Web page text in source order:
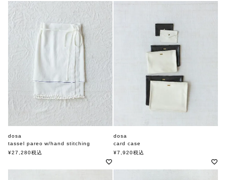
dosa
tassel pareo w/hand stitching
ドーサ
¥27,280税込
dosa
card case
ドーサ
¥7,920税込